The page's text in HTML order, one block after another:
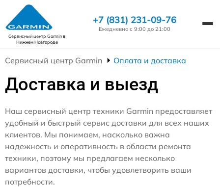
Сервисный центр Garminв
Нижнем Новгороде
+7 (831) 231-09-76
Ежедневно с 9:00 до 21:00
Сервисный центр Garmin Оплата и доставка
Доставка и выезд
Наш сервисный центр техники Garmin предоставляет
удобный и быстрый сервис доставки для всех наших
клиентов. Мы понимаем, насколько важна
надежность и оперативность в области ремонта
техники, поэтому мы предлагаем несколько
вариантов доставки, чтобы удовлетворить ваши
потребности.